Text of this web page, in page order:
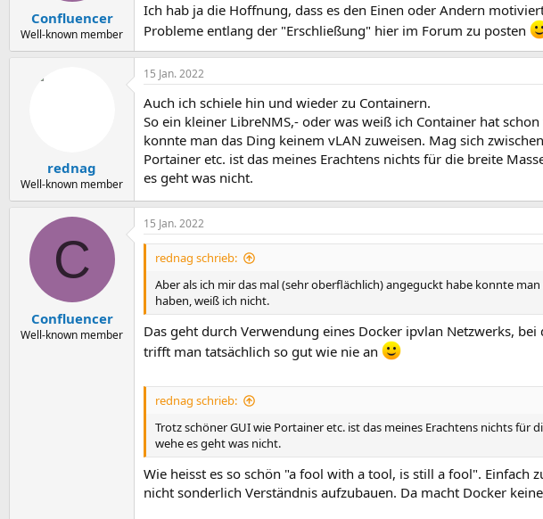
n
:
Confluencer
Well-known member
Ich hab ja die Hoffnung, dass es den Einen oder Andern
Probleme entlang der "Erschließung" hier im Forum zu posten
rednag
Well-known member
15 Jan. 2022
Auch ich schiele hin und wieder zu Containern.
So ein kleiner LibreNMS,- oder was weiß ich Container hat
konnte man das Ding keinem vLAN zuweisen. Mag sich
Portainer etc. ist das meines Erachtens nichts für die breite
es geht was nicht.
C
Confluencer
Well-known member
15 Jan. 2022
rednag schrieb:
Aber als ich mir das mal (sehr oberflächlich) angeguckt habe konnte
haben, weiß ich nicht.
Das geht durch Verwendung eines Docker ipvlan Netzwerks,
trifft man tatsächlich so gut wie nie an
rednag schrieb:
Trotz schöner GUI wie Portainer etc. ist das meines Erachtens nichts
wehe es geht was nicht.
Wie heisst es so schön "a fool with a tool, is still a fool".
nicht sonderlich Verständnis aufzubauen. Da macht Docker